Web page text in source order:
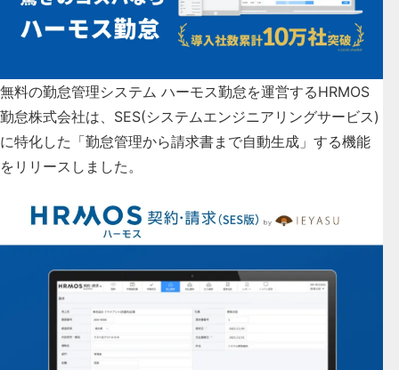
無料の勤怠管理システム ハーモス勤怠を運営するHRMOS
勤怠株式会社は、SES(システムエンジニアリングサービス)
に特化した「勤怠管理から請求書まで自動生成」する機能
をリリースしました。